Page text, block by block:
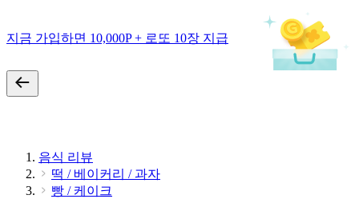
지금 가입하면 10,000P + 로또 10장 지급
음식 리뷰
떡 / 베이커리 / 과자
빵 / 케이크